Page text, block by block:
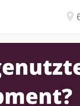
location_on